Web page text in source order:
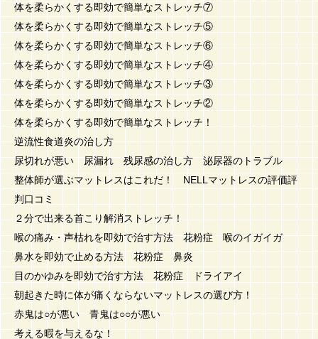
体を柔らかくする即効で簡単なストレッチ⑦
体を柔らかくする即効で簡単なストレッチ⑤
体を柔らかくする即効で簡単なストレッチ⑥
体を柔らかくする即効で簡単なストレッチ④
体を柔らかくする即効で簡単なストレッチ③
体を柔らかくする即効で簡単なストレッチ②
体を柔らかくする即効で簡単なストレッチ！
逆流性食道炎の治し方
尿切れが悪い 尿漏れ 残尿感の治し方 泌尿器のトラブル
整体師が選ぶマットレスはこれだ！ NELLマットレスの評価評
判口コミ
２分で出来る首こり解消ストレッチ！
喉の痛み・声枯れを即効で治す方法 花粉症 喉のイガイガ
鼻水を即効で止める方法 花粉症 鼻炎
目のかゆみを即効で治す方法 花粉症 ドライアイ
朝起きた時に体が痛くならないマットレスの選び方！
赤鬼は○が悪い 青鬼は○○が悪い
考える暇を与えるな！